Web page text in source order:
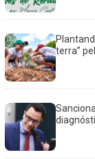
terra”